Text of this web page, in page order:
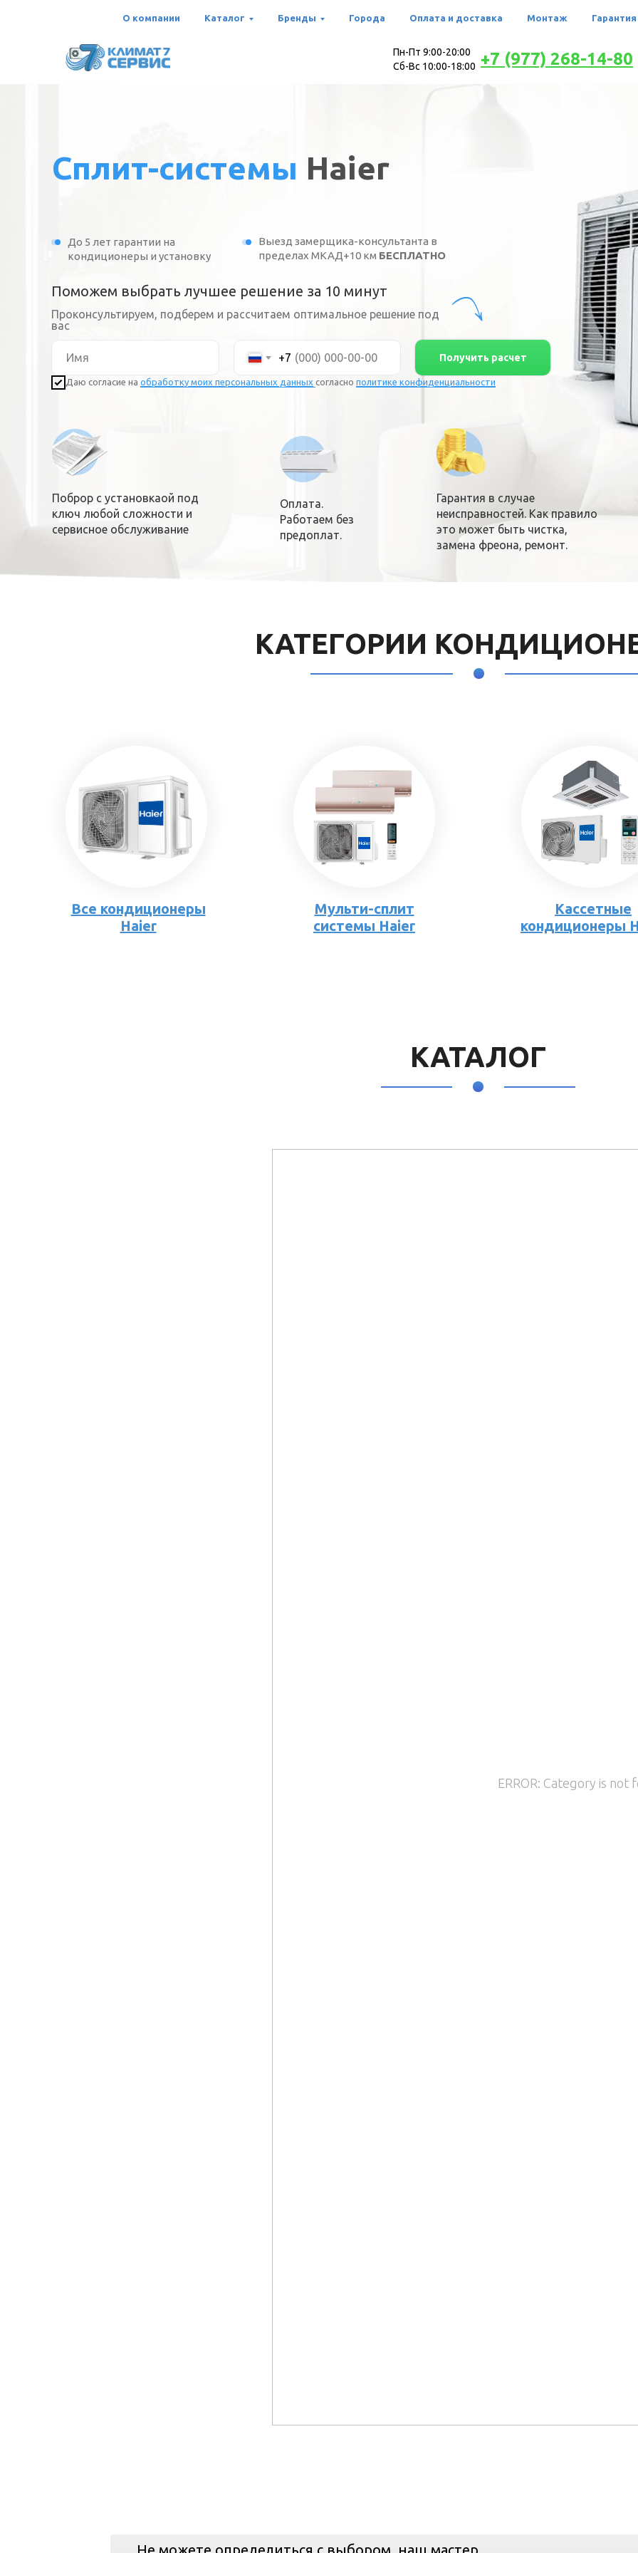
О компании Каталог Бренды Города Оплата и доставка Монтаж Гарантия
+7 (977) 268-14-80
Пн-Пт 9:00-20:00
Сб-Вс 10:00-18:00
Сплит-системы Haier
До 5 лет гарантии на
кондиционеры и установку
Выезд замерщика-консультанта в
пределах МКАД+10 км БЕСПЛАТНО
+7
Даю согласие на обработку моих персональных данных согласно политике конфиденциальности
Получить расчет
Поброр с установкаой под
ключ любой сложности и
сервисное обслуживание
Поможем выбрать лучшее решение за 10 минут
Проконсультируем, подберем и рассчитаем оптимальное решение под
вас
Гарантия в случае
неисправностей. Как правило
это может быть чистка,
замена фреона, ремонт.
Оплата.
Работаем без
предоплат.
КАТЕГОРИИ
Все кондиционеры
Haier
Мульти-сплит
системы Haier
Кассетные
кондиционеры
КАТАЛОГ
ERROR: Category is not